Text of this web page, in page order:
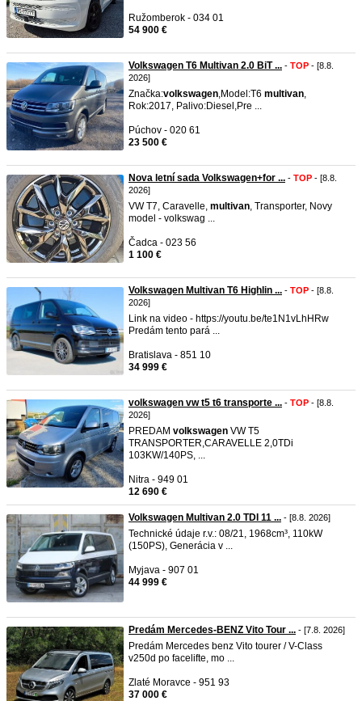
Ružomberok - 034 01
54 900 €
Volkswagen T6 Multivan 2.0 BiT ... - TOP - [8.8.
2026]
Značka:volkswagen,Model:T6 multivan,
Rok:2017, Palivo:Diesel,Pre ...
Púchov - 020 61
23 500 €
Nova letní sada Volkswagen+for ... - TOP - [8.8.
2026]
VW T7, Caravelle, multivan, Transporter, Novy
model - volkswag ...
Čadca - 023 56
1 100 €
Volkswagen Multivan T6 Highlin ... - TOP - [8.8.
2026]
Link na video - https://youtu.be/te1N1vLhHRw
Predám tento pará ...
Bratislava - 851 10
34 999 €
volkswagen vw t5 t6 transporte ... - TOP - [8.8.
2026]
PREDAM volkswagen VW T5
TRANSPORTER,CARAVELLE 2,0TDi
103KW/140PS, ...
Nitra - 949 01
12 690 €
Volkswagen Multivan 2.0 TDI 11 ... - [8.8. 2026]
Technické údaje r.v.: 08/21, 1968cm³, 110kW
(150PS), Generácia v ...
Myjava - 907 01
44 999 €
Predám Mercedes-BENZ Vito Tour ... - [7.8. 2026]
Predám Mercedes benz Vito tourer / V-Class
v250d po facelifte, mo ...
Zlaté Moravce - 951 93
37 000 €